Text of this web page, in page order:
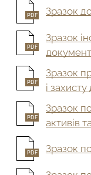
PDF Зразок
PDF
Зразок
PDF
Зразок
і
PDF
Зразок
активів
PDF Зразок